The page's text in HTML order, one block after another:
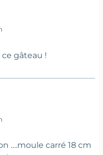
ce gâteau !
….moule carré 18 cm